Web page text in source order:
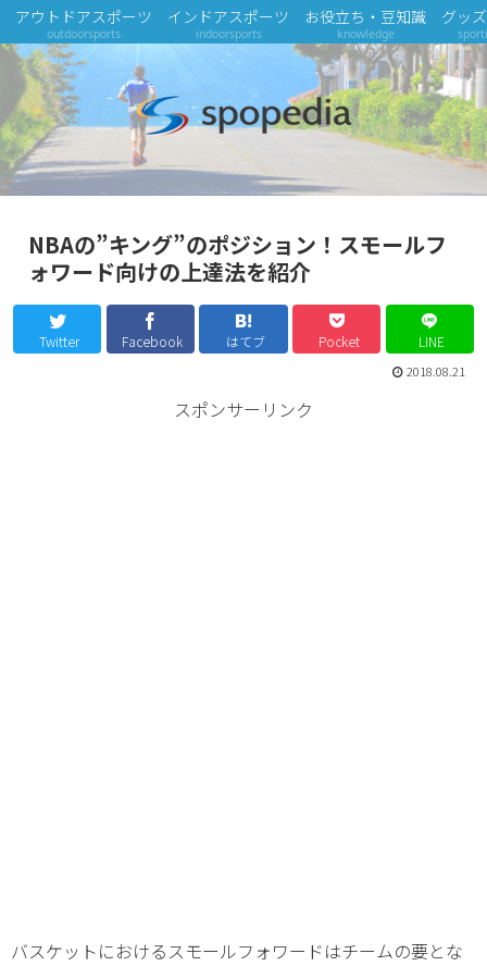
アウトドアスポーツ
outdoorsports
インドアスポーツ
indoorsports
お役立ち・豆知識
knowledge
グッ
NBAの”キング”のポジション！スモールフ
ォワード向けの上達法を紹介
Twitter Facebook はてブ Pocket LINE
2018.08.21
スポンサーリンク
バスケットにおけるスモールフォワードはチームの要とな